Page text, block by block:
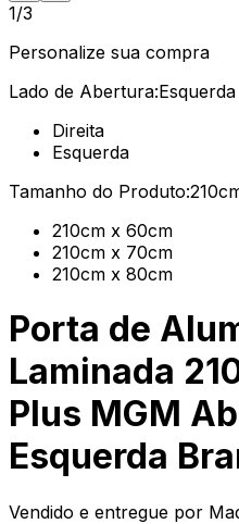
1/3
Personalize sua compra
Lado de Abertura:Esquerda
Direita
Esquerda
Tamanho do Produto:
210cm x 60cm
210cm x 70cm
210cm x 80cm
Porta de
Laminada
Plus MGM
Esquerda
Vendido e entregue por